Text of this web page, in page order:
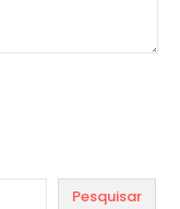
Pesquisar